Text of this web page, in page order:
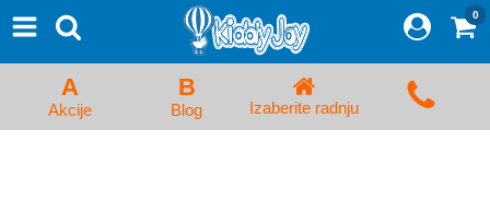
Proizvodi
Početna Prijava/Registracija
Kolica za bebe i dečija kolica
0
A
Akcije
B
Blog Izaberite radnju